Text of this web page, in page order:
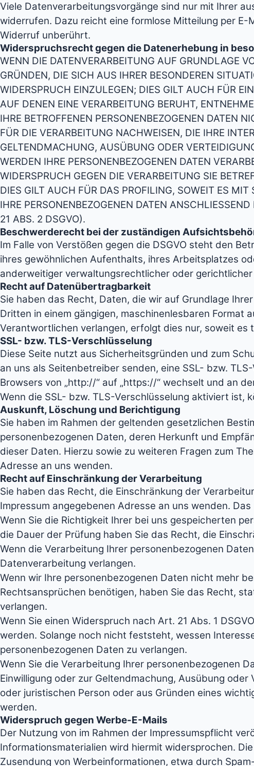
Viele Datenverarbeitungsvorgänge sind nur mit Ihrer
widerrufen. Dazu reicht eine formlose Mitteilung per
Widerruf unberührt.
Widerspruchsrecht gegen die Datenerhebung in
WENN DIE DATENVERARBEITUNG AUF GRUNDLAGE
GRÜNDEN, DIE SICH AUS IHRER BESONDEREN
WIDERSPRUCH EINZULEGEN; DIES GILT AUCH FÜR
AUF DENEN EINE VERARBEITUNG BERUHT,
IHRE BETROFFENEN PERSONENBEZOGENEN DATEN
FÜR DIE VERARBEITUNG NACHWEISEN, DIE IHRE
GELTENDMACHUNG, AUSÜBUNG ODER
WERDEN IHRE PERSONENBEZOGENEN DATEN
WIDERSPRUCH GEGEN DIE VERARBEITUNG SIE
DIES GILT AUCH FÜR DAS PROFILING, SOWEIT ES
IHRE PERSONENBEZOGENEN DATEN
21 ABS. 2 DSGVO).
Beschwerderecht bei der zuständigen
Im Falle von Verstößen gegen die DSGVO steht den
ihres gewöhnlichen Aufenthalts, ihres Arbeitsplatzes
anderweitiger verwaltungsrechtlicher oder
Recht auf Datenübertragbarkeit
Sie haben das Recht, Daten, die wir auf Grundlage
Dritten in einem gängigen, maschinenlesbaren Format
Verantwortlichen verlangen, erfolgt dies nur, soweit es
SSL- bzw. TLS-Verschlüsselung
Diese Seite nutzt aus Sicherheitsgründen und zum
an uns als Seitenbetreiber senden, eine SSL- bzw.
Browsers von „http://“ auf „https://“ wechselt und an
Wenn die SSL- bzw. TLS-Verschlüsselung aktiviert ist,
Auskunft, Löschung und Berichtigung
Sie haben im Rahmen der geltenden gesetzlichen
personenbezogenen Daten, deren Herkunft und
dieser Daten. Hierzu sowie zu weiteren Fragen zum
Adresse an uns wenden.
Recht auf Einschränkung der Verarbeitung
Sie haben das Recht, die Einschränkung der
Impressum angegebenen Adresse an uns wenden.
Wenn Sie die Richtigkeit Ihrer bei uns gespeicherten
die Dauer der Prüfung haben Sie das Recht, die
Wenn die Verarbeitung Ihrer personenbezogenen
Datenverarbeitung verlangen.
Wenn wir Ihre personenbezogenen Daten nicht mehr
Rechtsansprüchen benötigen, haben Sie das Recht,
verlangen.
Wenn Sie einen Widerspruch nach Art. 21 Abs. 1
werden. Solange noch nicht feststeht, wessen
personenbezogenen Daten zu verlangen.
Wenn Sie die Verarbeitung Ihrer personenbezogenen
Einwilligung oder zur Geltendmachung, Ausübung
oder juristischen Person oder aus Gründen eines
werden.
Widerspruch gegen Werbe-E-Mails
Der Nutzung von im Rahmen der Impressumspflicht
Informationsmaterialien wird hiermit widersprochen.
Zusendung von Werbeinformationen, etwa durch